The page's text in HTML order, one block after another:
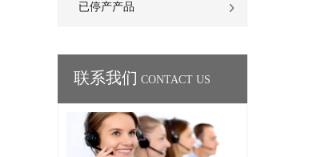
已停产产品
联系我们 CONTACT US